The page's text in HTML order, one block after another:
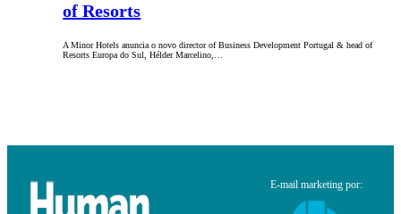
of Resorts
A Minor Hotels anuncia o novo director of Business Development Portugal & head of
Resorts Europa do Sul, Hélder Marcelino,…
E-mail marketing por: